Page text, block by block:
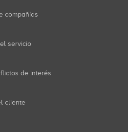
compañías
servicio
de interés
cliente